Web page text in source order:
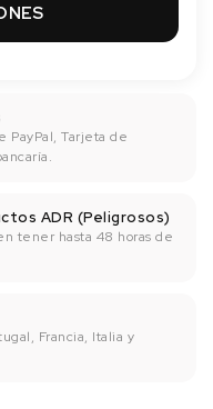
PayPal, Tarjeta de
ADR (Peligrosos)
tener hasta 48 horas de
Francia, Italia y